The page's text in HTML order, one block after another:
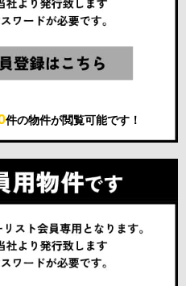
件の物件が閲覧可能です！